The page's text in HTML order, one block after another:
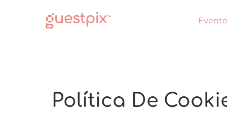
Política De